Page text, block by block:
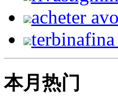
acheter
terbinafina
本月热门